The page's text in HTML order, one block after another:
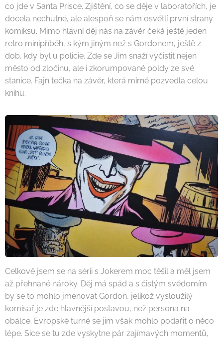
co jde v Santa Prisce. Zjištění, co se děje v laboratořích, je
docela nechutné, ale alespoň se nám osvětlí první strany
komiksu. Mimo hlavní děj nás na závěr čeká ještě jeden
retro minipříběh, s kým jiným než s Gordonem, ještě z
dob, kdy byl u policie. Zde se Jim snaží vyčistit nejen
město od zločinu, ale i zkorumpované poldy ze své
stanice. Fajn tečka na závěr, která mírně pozvedla celou
knihu.
Celkově jsem se na sérii s Jokerem moc těšil a měl jsem
až přehnané nároky. Děj má spád a s čistým svědomím
by se to mohlo jmenovat Gordon, jelikož vysloužilý
komisař je zde hlavnější postavou, než persona na
obálce. Evropské turné se jim však mohlo podařit o něco
lépe. Sice se tu zde vyskytne pár zajímavých momentů,